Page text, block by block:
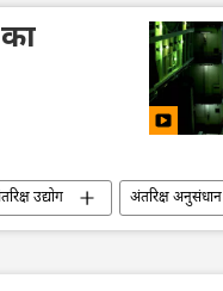
उद्योग
अंतरिक्ष अनुसंधान
ऊर्जा क्षेत्र
उपग्रह